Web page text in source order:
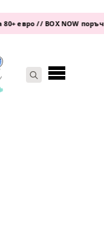
// BOX NOW поръчка